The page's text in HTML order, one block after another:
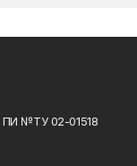
ПИ №ТУ 02-01518